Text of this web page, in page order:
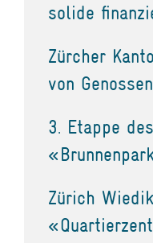
solide
Zürcher
von
3. Etappe
Zürich